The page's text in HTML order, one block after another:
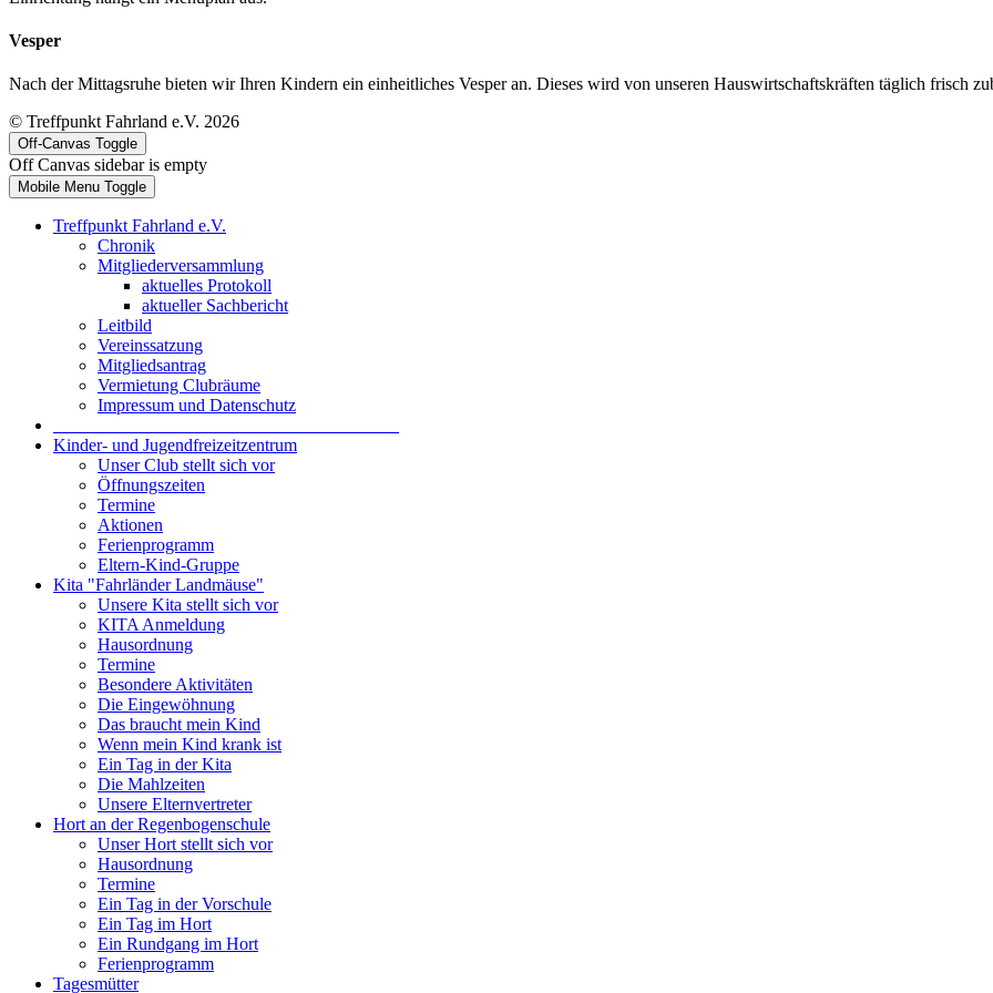
Vesper
Nach der Mittagsruhe bieten wir Ihren Kindern ein einheitliches Vesper an. Dieses wird von unseren Hauswirtschaftskräften täglich frisch
© Treffpunkt Fahrland e.V. 2026
Off-Canvas Toggle
Off Canvas sidebar is empty
Mobile Menu Toggle
Treffpunkt Fahrland e.V.
Chronik
Mitgliederversammlung
aktuelles Protokoll
aktueller Sachbericht
Leitbild
Vereinssatzung
Mitgliedsantrag
Vermietung Clubräume
Impressum und Datenschutz
Kinder- und Jugendfreizeitzentrum
Unser Club stellt sich vor
Öffnungszeiten
Termine
Aktionen
Ferienprogramm
Eltern-Kind-Gruppe
Kita "Fahrländer Landmäuse"
Unsere Kita stellt sich vor
KITA Anmeldung
Hausordnung
Termine
Besondere Aktivitäten
Die Eingewöhnung
Das braucht mein Kind
Wenn mein Kind krank ist
Ein Tag in der Kita
Die Mahlzeiten
Unsere Elternvertreter
Hort an der Regenbogenschule
Unser Hort stellt sich vor
Hausordnung
Termine
Ein Tag in der Vorschule
Ein Tag im Hort
Ein Rundgang im Hort
Ferienprogramm
Tagesmütter